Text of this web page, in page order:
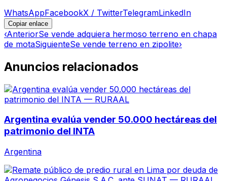
WhatsAppFacebookX / TwitterTelegramLinkedIn
Copiar enlace
‹AnteriorSe vende adquiera hermoso terreno en chapa
de motaSiguienteSe vende terreno en zipolite›
Anuncios relacionados
Argentina evalúa vender 50.000 hectáreas del
patrimonio del INTA
Argentina